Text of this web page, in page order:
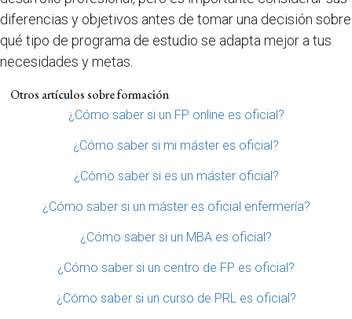
diferencias y objetivos antes de tomar una decisión sobre
qué tipo de programa de estudio se adapta mejor a tus
necesidades y metas.
Otros artículos sobre formación
¿Cómo saber si un FP online es oficial?
¿Cómo saber si mi máster es oficial?
¿Cómo saber si es un máster oficial?
¿Cómo saber si un máster es oficial enfermería?
¿Cómo saber si un MBA es oficial?
¿Cómo saber si un centro de FP es oficial?
¿Cómo saber si un curso de PRL es oficial?